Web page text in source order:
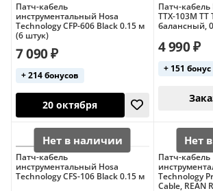
20 октября
Патч-кабель
инструментальный Hosa
Technology CFP-606 Black 0.15 м
(6 штук)
7 090 ₽
+ 214 бонусов
Патч-кабель
TTX-103M TT
балансный,
4 990 ₽
+ 151 бонус
Патч-кабель
инструментальный Hosa
Technology CFS-106 Black 0.15 м
Патч-кабель
Technology
Cable, REAN